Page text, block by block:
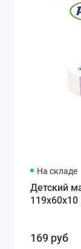
На складе
Детский
119x60x10
169 руб